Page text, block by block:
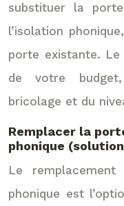
substituer la
l’isolation
porte existante.
de votre
bricolage et du
Remplacer la
phonique
Le
phonique est